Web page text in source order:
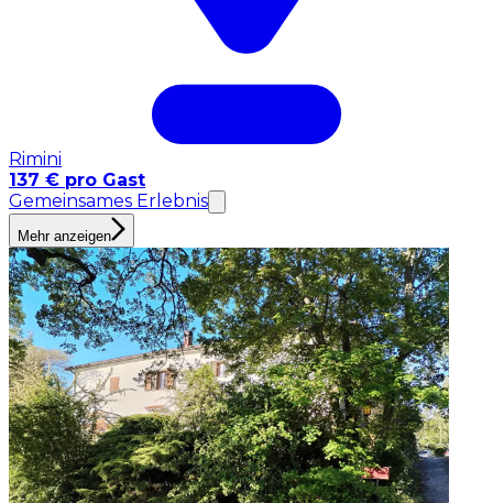
Rimini
137 € pro Gast
Gemeinsames Erlebnis
Mehr anzeigen